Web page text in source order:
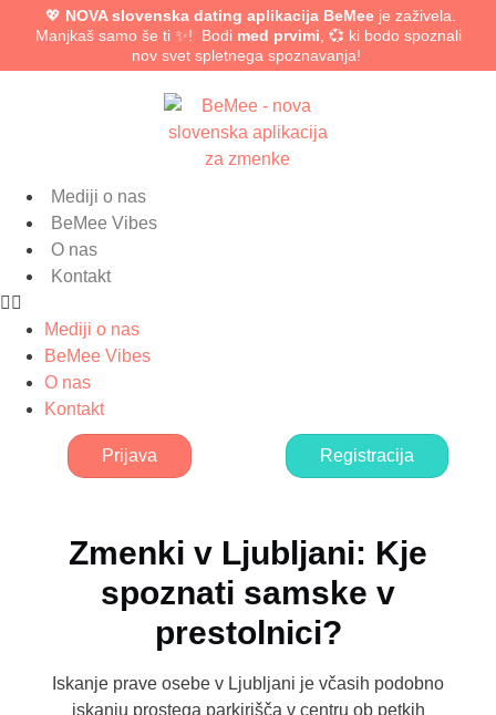
💖 NOVA slovenska dating aplikacija BeMeeje zaživela.
Manjkaš samo še ti ✨! Bodi med prvimi , 💞 ki bodo spoznali
nov svet spletnega spoznavanja!
Mediji o nas
BeMee Vibes
O nas
Kontakt
Mediji o nas
BeMee Vibes
O nas
Kontakt
Prijava Registracija
Zmenki v Ljubljani: Kje
spoznati samske v
prestolnici?
Iskanje prave osebe v Ljubljani je včasih podobno
iskanju prostega parkirišča v centru ob petkih